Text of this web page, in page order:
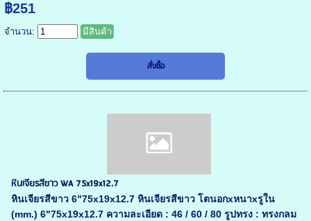
฿251
จำนวน: มีสินค้า
หินเจียรสีขาว WA 75x19x12.7
หินเจียรสีขาว 6"75x19x12.7 หินเจียรสีขาว โตนอกxหนาxรูใน
(mm.) 6"75x19x12.7 ความละเอียด : 46 / 60 / 80 รูปทรง : ทรงกลม